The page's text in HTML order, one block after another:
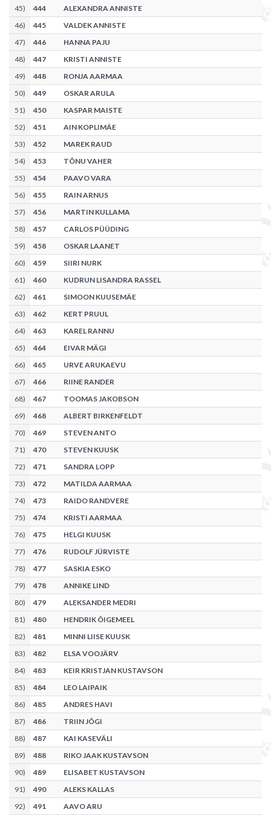
45) 444
ALEXANDRA ANNISTE
46) 445
VALDEK ANNISTE
47) 446
HANNA PAJU
48) 447
KRISTI ANNISTE
49) 448
RONJA AARMAA
50) 449
OSKAR ARULA
51) 450
KASPAR MAISTE
52) 451
AIN KOPLIMÄE
53) 452
MAREK RAUD
54) 453
TÕNU VAHER
55) 454
PAAVO VARA
56) 455
RAIN ARNUS
57) 456
MARTIN KULLAMA
58) 457
CARLOS PÜÜDING
59) 458
OSKAR LAANET
60) 459
SIIRI NURK
61) 460
KUDRUN LISANDRA RASSEL
62) 461
SIMOON KUUSEMÄE
63) 462
KERT PRUUL
64) 463
KAREL RANNU
65) 464
EIVAR MÄGI
66) 465
URVE ARUKAEVU
67) 466
RIINE RANDER
68) 467
TOOMAS JAKOBSON
69) 468
ALBERT BIRKENFELDT
70) 469
STEVEN ANTO
71) 470
STEVEN KUUSK
72) 471
SANDRA LOPP
73) 472
MATILDA AARMAA
74) 473
RAIDO RANDVERE
75) 474
KRISTI AARMAA
76) 475
HELGI KUUSK
77) 476
RUDOLF JÜRVISTE
78) 477
SASKIA ESKO
79) 478
ANNIKE LIND
80) 479
ALEKSANDER MEDRI
81) 480
HENDRIK ÕIGEMEEL
82) 481
MINNI LIISE KUUSK
83) 482
ELSA VOOJÄRV
84) 483
KEIR KRISTJAN KUSTAVSON
85) 484
LEO LAIPAIK
86) 485
ANDRES HAVI
87) 486
TRIIN JÕGI
88) 487
KAI KASEVÄLI
89) 488
RIKO JAAK KUSTAVSON
90) 489
ELISABET KUSTAVSON
91) 490
ALEKS KALLAS
92) 491 AAVO ARU